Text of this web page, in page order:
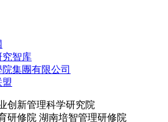
创新管理科学研究院
研修院 湖南培智管理研修院